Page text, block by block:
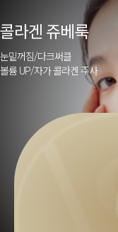
콜라겐 쥬베룩
눈밑꺼짐/다크써클
볼륨 UP/자가 콜라겐 주사